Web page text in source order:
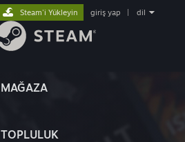
MAĞAZA
TOPLULUK
Steam'i Yükleyin giriş yap dil